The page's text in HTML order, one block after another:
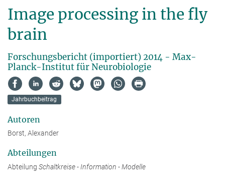
Image processing in the fly
brain
Forschungsbericht (importiert) 2014 - Max-
Planck-Institut für Neurobiologie
Jahrbuchbeitrag
Autoren
Borst, Alexander
Abteilungen
Abteilung Schaltkreise - Information - Modelle